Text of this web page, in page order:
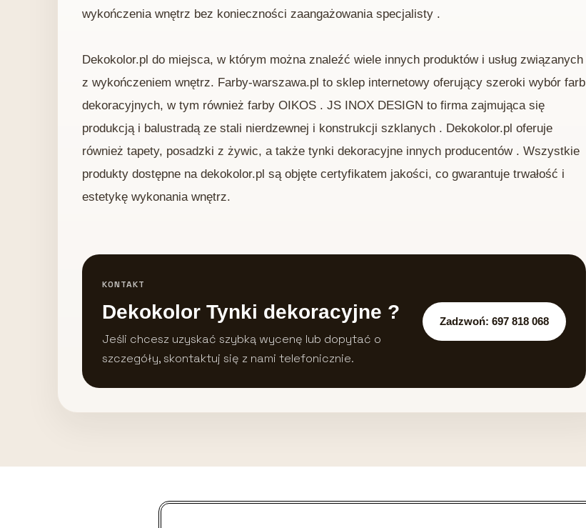
wykończenia wnętrz bez konieczności zaangażowania specjalisty .
Dekokolor.pl do miejsca, w którym można znaleźć wiele innych produktów i usług związanych
z wykończeniem wnętrz. Farby-warszawa.pl to sklep internetowy oferujący szeroki wybór farb
dekoracyjnych, w tym również farby OIKOS . JS INOX DESIGN to firma zajmująca się
produkcją i balustradą ze stali nierdzewnej i konstrukcji szklanych . Dekokolor.pl oferuje
również tapety, posadzki z żywic, a także tynki dekoracyjne innych producentów . Wszystkie
produkty dostępne na dekokolor.pl są objęte certyfikatem jakości, co gwarantuje trwałość i
estetykę wykonania wnętrz.
KONTAKT
Dekokolor Tynki dekoracyjne ?
Jeśli chcesz uzyskać szybką wycenę lub dopytać o
szczegóły, skontaktuj się z nami telefonicznie.
Zadzwoń: 697 818 068